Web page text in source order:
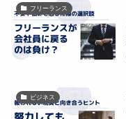
フリーランス
ビジネス